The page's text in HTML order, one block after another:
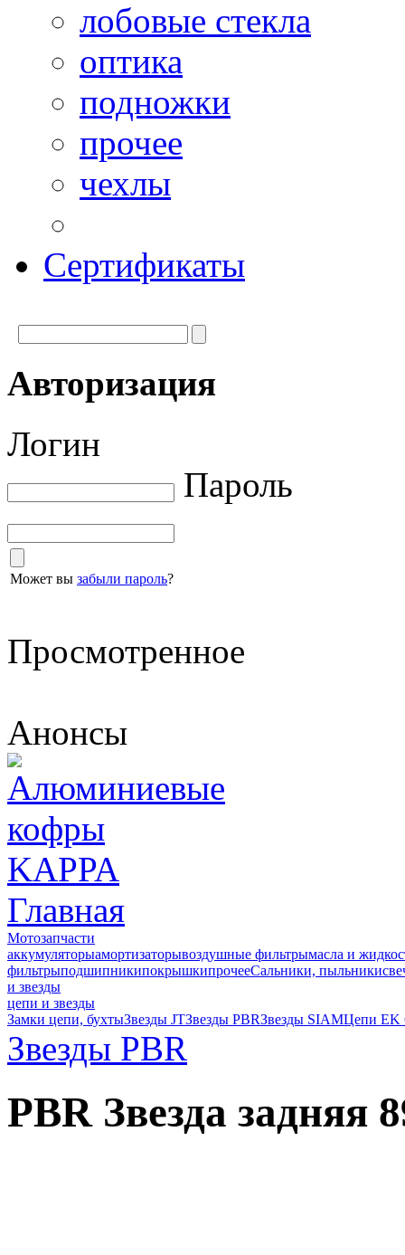
лобовые стекла
оптика
подножки
прочее
чехлы
Сертификаты
Авторизация
Логин
Пароль
Может вы забыли пароль?
Просмотренное
Анонсы
Главная
Мотозапчасти
аккумуляторыамортизаторывоздушные фильтрымасла и
фильтрыподшипникипокрышкипрочееСальники, пыльники
и звезды
цепи и звезды
Замки цепи, бухтыЗвезды JTЗвезды PBRЗвезды SIAMЦепи EK
Звезды PBR
PBR Звезда задняя